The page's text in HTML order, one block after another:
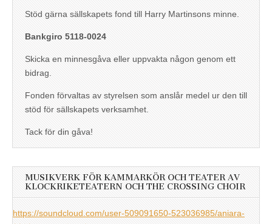
Stöd gärna sällskapets fond till Harry Martinsons minne.
Bankgiro 5118-0024
Skicka en minnesgåva eller uppvakta någon genom ett
bidrag.
Fonden förvaltas av styrelsen som anslår medel ur den till
stöd för sällskapets verksamhet.
Tack för din gåva!
MUSIKVERK FÖR KAMMARKÖR OCH TEATER AV
KLOCKRIKETEATERN OCH THE CROSSING CHOIR
https://soundcloud.com/user-509091650-523036985/aniara-